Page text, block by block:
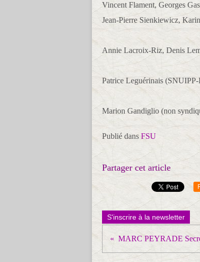
Vincent Flament, Georges
Jean-Pierre Sienkiewicz,
Annie Lacroix-Riz, Denis
Patrice Leguérinais
Marion Gandiglio (non
Publié dans FSU
Partager cet article
S'inscrire à la newsletter